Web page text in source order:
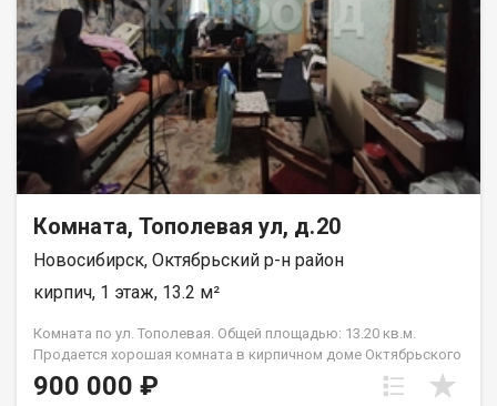
пожалуйста, сообщите номер варианта - JV009054111723.
Комната, Тополевая ул, д.20
Новосибирск, Октябрьский р-н район
кирпич, 1 этаж, 13.2 м²
Комната по ул. Тополевая. Общей площадью: 13.20 кв.м.
Продается хорошая комната в кирпичном доме Октябрьского
района г.Новосибирска. Объект находится в квартире, в
которой есть 2 санузла.душевых и две кухонные зоны.
900 000 ₽